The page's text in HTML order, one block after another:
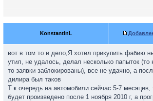
KonstantinL
вот в том то и дело,Я хотел прикупить фабию
утил, не удалось, делал несколько папыток (то
то заявки заблокированы), все не удачно, а
дилира был таков
Т к очередь на автомобили сейчас 5-7 месяцев,
будет произведено после 1 ноября 2010 г, а